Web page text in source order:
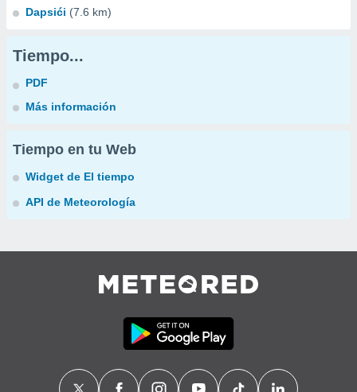
Dapsići (7.6 km)
Tiempo...
PDF
Más información
Tiempo en tu Web
Widget de El tiempo
API de Meteorología